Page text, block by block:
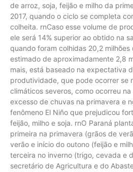
de arroz, soja, feijão e milho da
2017, quando o ciclo se completa
colheita. rnCaso esse volume de
ele será 14% superior ao obtido na
quando foram colhidas 20,2
estimado de aproximadamente 2,8
mais, está baseado na expectativa
produtividade, que pode ocorrer se
climáticos severos, como ocorreu
excesso de chuvas na primavera e
fenômeno El Niño que prejudicou
feijão, milho e soja. rnO Paraná
primeira na primavera (grãos de
verão e início do outono (feijão e
terceira no inverno (trigo, cevada e
secretário de Agricultura e do